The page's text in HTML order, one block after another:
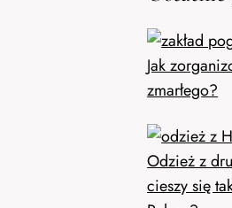
Jak
zmarłego?
Odzież z
cieszy się